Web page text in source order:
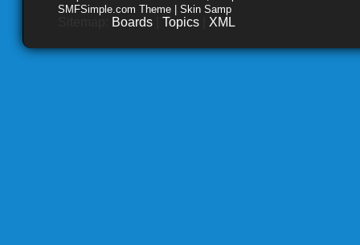
SMFSimple.com Theme | Skin Samp
Boards Topics XML